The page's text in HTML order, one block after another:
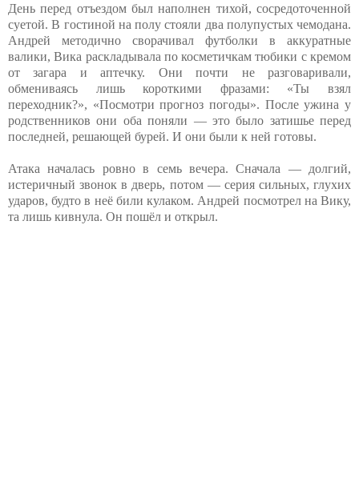
День перед отъездом был наполнен тихой, сосредоточенной
суетой. В гостиной на полу стояли два полупустых чемодана.
Андрей методично сворачивал футболки в аккуратные
валики, Вика раскладывала по косметичкам тюбики с кремом
от загара и аптечку. Они почти не разговаривали,
обмениваясь лишь короткими фразами: «Ты взял
переходник?», «Посмотри прогноз погоды». После ужина у
родственников они оба поняли — это было затишье перед
последней, решающей бурей. И они были к ней готовы.
Атака началась ровно в семь вечера. Сначала — долгий,
истеричный звонок в дверь, потом — серия сильных, глухих
ударов, будто в неё били кулаком. Андрей посмотрел на Вику,
та лишь кивнула. Он пошёл и открыл.